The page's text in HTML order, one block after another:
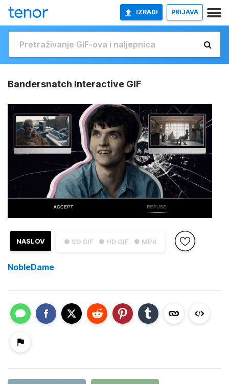
IZRADI PRIJAVA
Bandersnatch Interactive GIF
● SD GIF ● HD GIF ● MP4
NASLOV
NobleDame